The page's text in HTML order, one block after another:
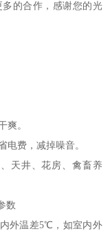
的合作，感谢您的光
。
费，减掉噪音。
天井、花房、禽畜养
数
外温差5℃，如室内外